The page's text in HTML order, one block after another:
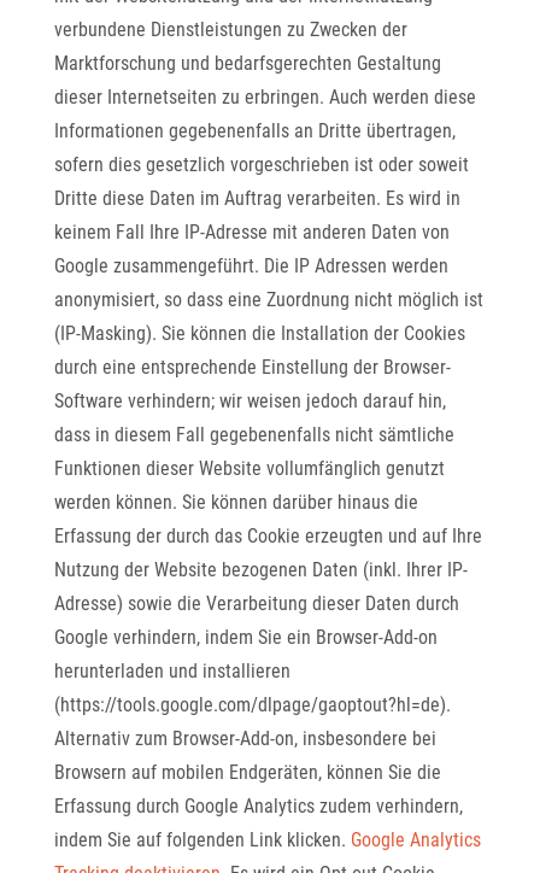
verbundene Dienstleistungen zu Zwecken der
Marktforschung und bedarfsgerechten Gestaltung
dieser Internetseiten zu erbringen. Auch werden diese
Informationen gegebenenfalls an Dritte übertragen,
sofern dies gesetzlich vorgeschrieben ist oder soweit
Dritte diese Daten im Auftrag verarbeiten. Es wird in
keinem Fall Ihre IP-Adresse mit anderen Daten von
Google zusammengeführt. Die IP Adressen werden
anonymisiert, so dass eine Zuordnung nicht möglich ist
(IP-Masking). Sie können die Installation der Cookies
durch eine entsprechende Einstellung der Browser-
Software verhindern; wir weisen jedoch darauf hin,
dass in diesem Fall gegebenenfalls nicht sämtliche
Funktionen dieser Website vollumfänglich genutzt
werden können. Sie können darüber hinaus die
Erfassung der durch das Cookie erzeugten und auf Ihre
Nutzung der Website bezogenen Daten (inkl. Ihrer IP-
Adresse) sowie die Verarbeitung dieser Daten durch
Google verhindern, indem Sie ein Browser-Add-on
herunterladen und installieren
(https://tools.google.com/dlpage/gaoptout?hl=de).
Alternativ zum Browser-Add-on, insbesondere bei
Browsern auf mobilen Endgeräten, können Sie die
Erfassung durch Google Analytics zudem verhindern,
indem Sie auf folgenden Link klicken. Google Analytics